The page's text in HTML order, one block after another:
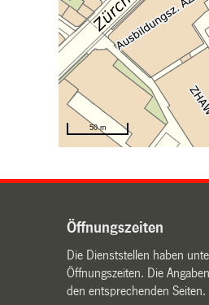
Öffnungszeiten
Die Dienststellen haben
Öffnungszeiten. Die
den entsprechenden Seiten.